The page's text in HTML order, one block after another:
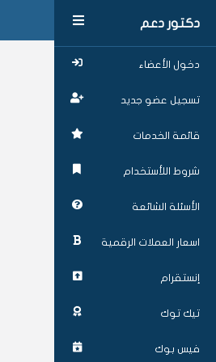
دكتور دعم
دخول الأعضاء
تسجيل عضو جديد
قائمة الخدمات
شروط اللأستخدام
الأسئلة الشائعة
اسعار العملات الرقمية
إنستقرام
تيك توك
فيس بوك